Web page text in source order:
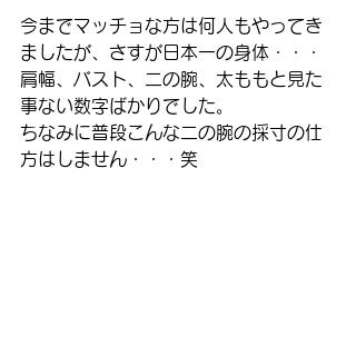
今までマッチョな方は何人もやってき
ましたが、さすが日本一の身体・・・
肩幅、バスト、二の腕、太ももと見た
事ない数字ばかりでした。
ちなみに普段こんな二の腕の採寸の仕
方はしません・・・笑